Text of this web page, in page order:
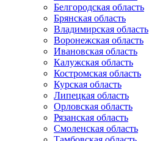
Белгородская область
Брянская область
Владимирская область
Воронежская область
Ивановская область
Калужская область
Костромская область
Курская область
Липецкая область
Орловская область
Рязанская область
Смоленская область